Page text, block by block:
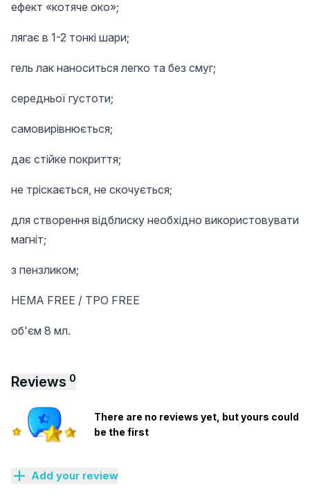
ефект «котяче око»;
лягає в 1-2 тонкі шари;
гель лак наноситься легко та без смуг;
середньої густоти;
самовирівнюється;
дає стійке покриття;
не тріскається, не скочується;
для створення відблиску необхідно використовувати
магніт;
з пензликом;
HEMA FREE / TPO FREE
об'єм 8 мл.
Reviews 0
There are no reviews yet, but yours could
be the first
Add your review